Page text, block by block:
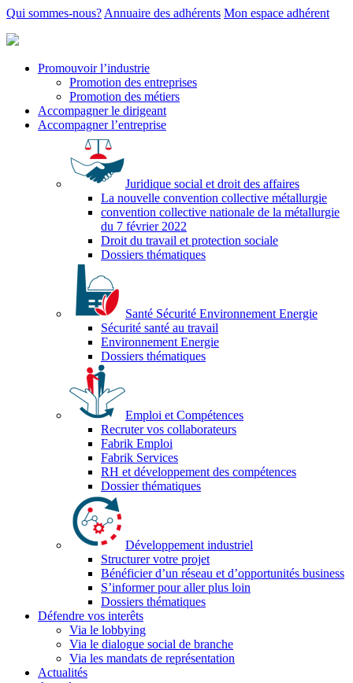
Qui sommes-nous? Annuaire des adhérents Mon espace adhérent
Promouvoir l’industrie
Promotion des entreprises
Promotion des métiers
Accompagner le dirigeant
Accompagner l’entreprise
Juridique social et droit des affaires
La nouvelle convention collective métallurgie
convention collective nationale de la métallurgie
du 7 février 2022
Droit du travail et protection sociale
Dossiers thématiques
Santé Sécurité Environnement Energie
Sécurité santé au travail
Environnement Energie
Dossiers thématiques
Emploi et Compétences
Recruter vos collaborateurs
Fabrik Emploi
Fabrik Services
RH et développement des compétences
Dossier thématiques
Développement industriel
Structurer votre projet
Bénéficier d’un réseau et d’opportunités business
S’informer pour aller plus loin
Dossiers thématiques
Défendre vos interêts
Via le lobbying
Via le dialogue social de branche
Via les mandats de représentation
Actualités